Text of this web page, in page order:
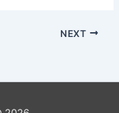
NEXT